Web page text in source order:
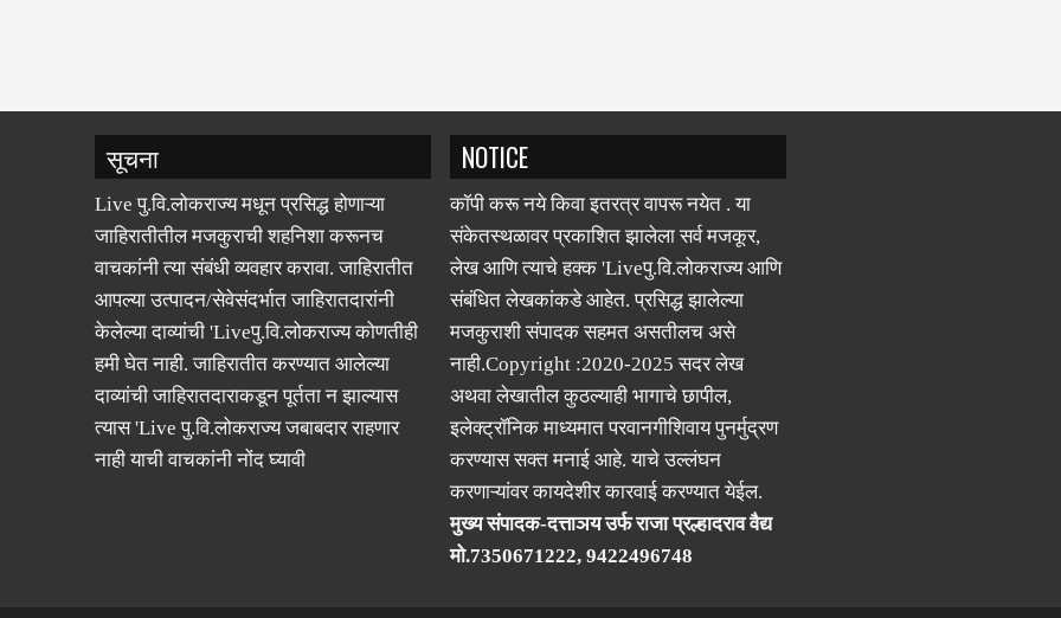
सूचना
Live पु.वि.लोकराज्य मधून प्रसिद्ध होणाऱ्या
जाहिरातीतील मजकुराची शहनिशा करूनच
वाचकांनी त्या संबंधी व्यवहार करावा. जाहिरातीत
आपल्या उत्पादन/सेवेसंदर्भात जाहिरातदारांनी
केलेल्या दाव्यांची 'Liveपु.वि.लोकराज्य कोणतीही
हमी घेत नाही. जाहिरातीत करण्यात आलेल्या
दाव्यांची जाहिरातदाराकडून पूर्तता न झाल्यास
त्यास 'Live पु.वि.लोकराज्य जबाबदार राहणार
नाही याची वाचकांनी नोंद घ्यावी
NOTICE
कॉपी करू नये किवा इतरत्र वापरू नयेत . या
संकेतस्थळावर प्रकाशित झालेला सर्व मजकूर,
लेख आणि त्याचे हक्क 'Liveपु.वि.लोकराज्य आणि
संबंधित लेखकांकडे आहेत. प्रसिद्ध झालेल्या
मजकुराशी संपादक सहमत असतीलच असे
नाही.Copyright :2020-2025 सदर लेख
अथवा लेखातील कुठल्याही भागाचे छापील,
इलेक्ट्रॉनिक माध्यमात परवानगीशिवाय पुनर्मुद्रण
करण्यास सक्त मनाई आहे. याचे उल्लंघन
करणाऱ्यांवर कायदेशीर कारवाई करण्यात येईल.
मुख्य संपादक-दत्ताञय उर्फ राजा प्रल्हादराव वैद्य
मो.7350671222, 9422496748